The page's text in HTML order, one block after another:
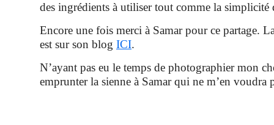
des ingrédients à utiliser tout comme la simplicité
Encore une fois merci à Samar pour ce partage.
est sur son blog ICI.
N’ayant pas eu le temps de photographier mon
emprunter la sienne à Samar qui ne m’en voudra